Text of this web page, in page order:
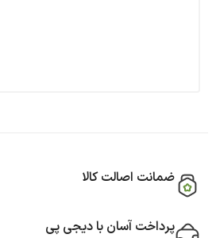
ضمانت اصالت کالا
پرداخت آسان با دیجی پی